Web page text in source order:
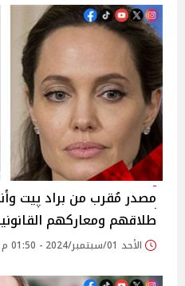
مصدر مُقرب من براد پيت
طلاقهم ومعاركهم
الأحد 01/سبتمبر/2024 - 01:50 م